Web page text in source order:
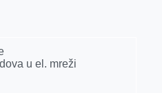
A
u el. mreži